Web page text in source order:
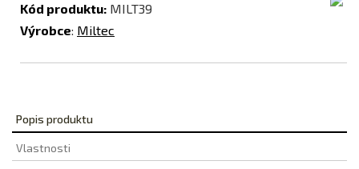
Kód produktu: MILT39
Výrobce: Miltec
Popis produktu
Vlastnosti